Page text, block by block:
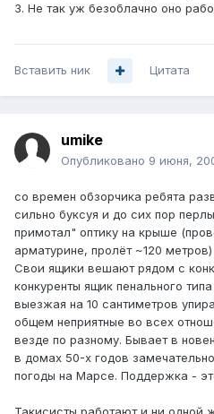
3. Не так уж безоблачно оно
Вставить ник Цитата
umike
Опубликовано 9 июня,
со времен обзорчика ребята
сильно буксуя и до сих пор
примотал" оптику на крыше
арматурине, пролёт ~120
Свои ящики вешают рядом с
конкуренты ящик пенального
выезжая на 10 сантиметров
общем неприятные во всех
везде по разному. Бывает в
в домах 50-х годов
погоды на Марсе. Поддержка -